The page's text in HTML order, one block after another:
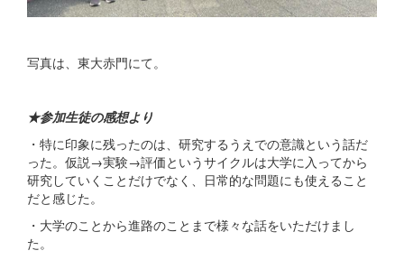
写真は、東大赤門にて。
★参加生徒の感想より
・特に印象に残ったのは、研究するうえでの意識という話だ
った。仮説→実験→評価というサイクルは大学に入ってから
研究していくことだけでなく、日常的な問題にも使えること
だと感じた。
・大学のことから進路のことまで様々な話をいただけまし
た。